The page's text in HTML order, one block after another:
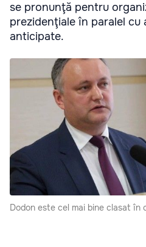
se pronunţă pentru
prezidenţiale în paralel cu
anticipate.
Dodon este cel mai bine clasat în